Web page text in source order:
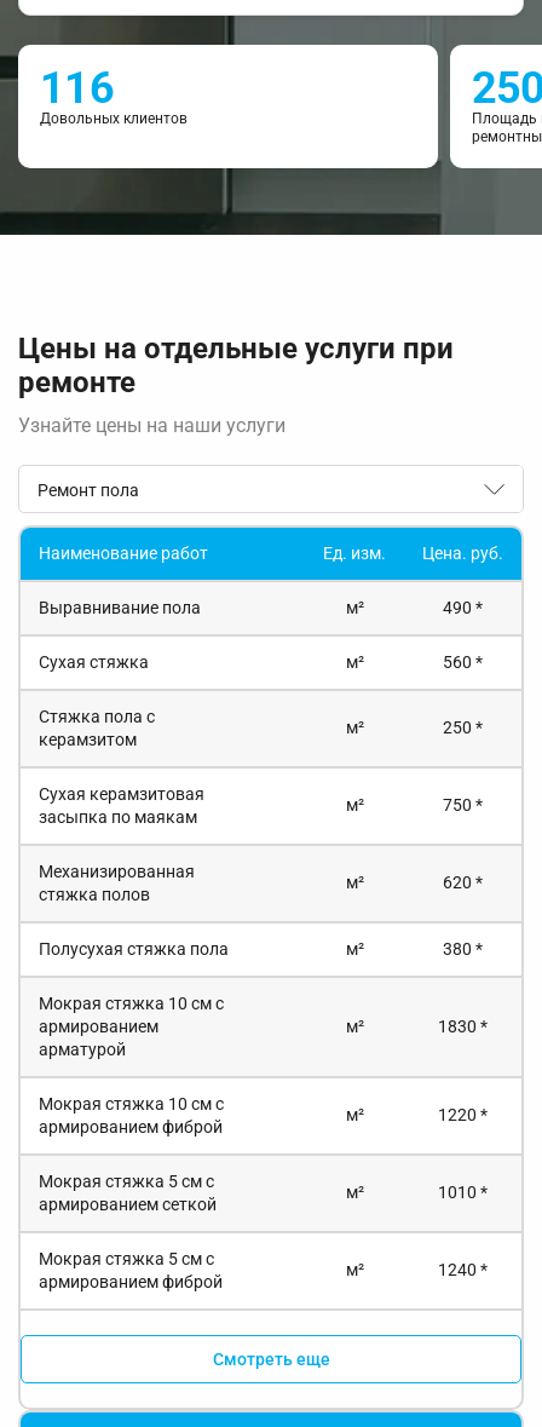
116
Довольных клиентов
Площадь
Цены на отдельные услуги при
ремонте
Узнайте цены на наши услуги
Ремонт пола
Наименование работ Ед. изм. Цена. руб.
Выравнивание пола м² 490 *
Сухая стяжка м² 560 *
Стяжка пола с
керамзитом
м² 250 *
Сухая керамзитовая
засыпка по маякам
м² 750 *
Механизированная
стяжка полов
м² 620 *
Полусухая стяжка пола м² 380 *
Мокрая стяжка 10 см с
армированием
арматурой
м² 1830 *
Мокрая стяжка 10 см с
армированием фиброй
м² 1220 *
Мокрая стяжка 5 см с
армированием сеткой
м² 1010 *
Мокрая стяжка 5 см с
армированием фиброй
м² 1240 *
Смотреть еще